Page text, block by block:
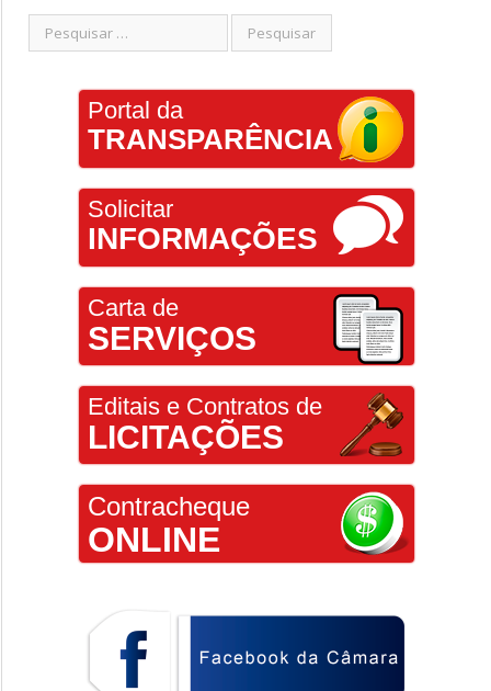
Portal da
TRANSPARÊNCIA
Solicitar
INFORMAÇÕES
Carta de
SERVIÇOS
Editais e Contratos de
LICITAÇÕES
Contracheque
ONLINE